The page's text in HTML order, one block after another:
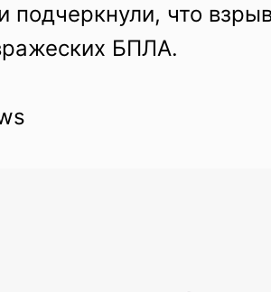
подчеркнули, что
БПЛА.